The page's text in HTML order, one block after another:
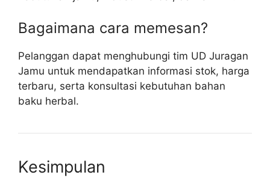
Bagaimana cara memesan?
Pelanggan dapat menghubungi tim UD Juragan
Jamu untuk mendapatkan informasi stok, harga
terbaru, serta konsultasi kebutuhan bahan
baku herbal.
Kesimpulan